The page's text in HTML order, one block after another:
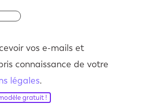
vos e-mails et
connaissance de votre
légales.
gratuit !